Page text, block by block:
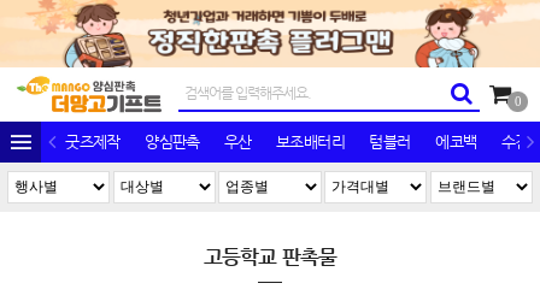
0
굿즈제작 양심판촉 우산 보조배터리 텀블러 에코백 수건/
고등학교 판촉물